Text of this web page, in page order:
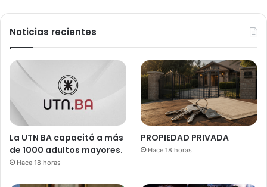
Noticias recientes
La UTN BA capacitó a más
de 1000 adultos mayores.
Hace 18 horas
PROPIEDAD PRIVADA
Hace 18 horas